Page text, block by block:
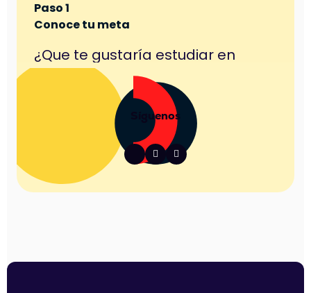
Síguenos
 